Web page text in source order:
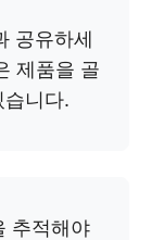
공유하세
제품을 골
니다.
추적해야